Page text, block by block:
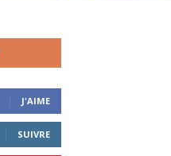
J'AIME
SUIVRE